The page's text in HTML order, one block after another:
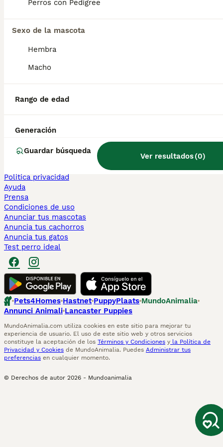
Perros con Pedigree
Sexo de la mascota
Hembra
Macho
Rango de edad
Generación
Guardar búsqueda
Ver resultados(0)
Sphynx en venta
Maine Coon en venta
Persa en venta
Teckel en Barcelona
Chihuahua en Sevilla
Perros en adopcion
Información
Politica privacidad
Ayuda
Prensa
Condiciones de uso
Anunciar tus mascotas
Anuncia tus cachorros
Anuncia tus gatos
Test perro ideal
Pets4Homes Hastnet PuppyPlaats MundoAnimalia
Annunci Animali Lancaster Puppies
MundoAnimalia.com utiliza cookies en este sitio para mejorar tu
experiencia de usuario. El uso de este sitio web y otros servicios
constituye la aceptación de los Términos y Condiciones y la Política de
Privacidad y Cookies de MundoAnimalia. Puedes Administrar tus
preferencias en cualquier momento.
© Derechos de autor 2026 - Mundoanimalia